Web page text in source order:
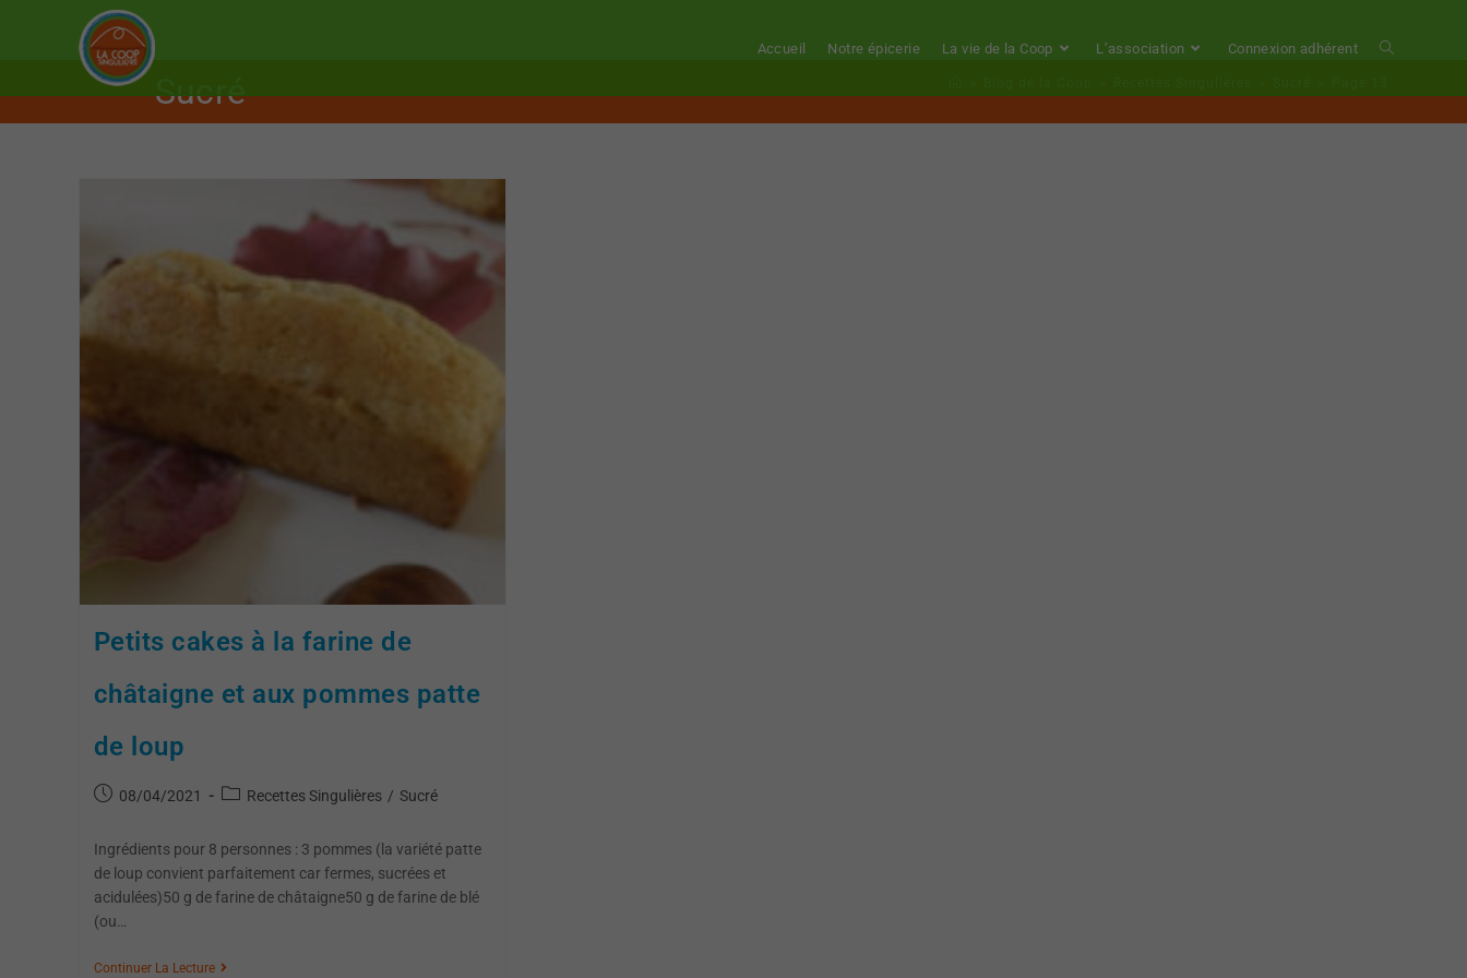
Accueil Notre épicerie La vie de la Coop L’association Connexion adhérent
Sucré
Petits cakes à la farine de
châtaigne et aux pommes patte
de loup
08/04/2021 Recettes Singulières / Sucré
Ingrédients pour 8 personnes : 3 pommes (la variété patte
de loup convient parfaitement car fermes, sucrées et
acidulées)50 g de farine de châtaigne50 g de farine de blé
(ou…
Continuer La Lecture